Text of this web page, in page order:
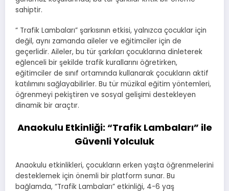
sahiptir.
“ Trafik Lambaları” şarkısının etkisi, yalnızca çocuklar için
değil, aynı zamanda aileler ve eğitimciler için de
geçerlidir. Aileler, bu tür şarkıları çocuklarına dinleterek
eğlenceli bir şekilde trafik kurallarını öğretirken,
eğitimciler de sınıf ortamında kullanarak çocukların aktif
katılımını sağlayabilirler. Bu tür müzikal eğitim yöntemleri,
öğrenmeyi pekiştiren ve sosyal gelişimi destekleyen
dinamik bir araçtır.
Anaokulu Etkinliği: “Trafik Lambaları” ile
Güvenli Yolculuk
Anaokulu etkinlikleri, çocukların erken yaşta öğrenmelerini
desteklemek için önemli bir platform sunar. Bu
bağlamda, “Trafik Lambaları” etkinliği, 4-6 yaş